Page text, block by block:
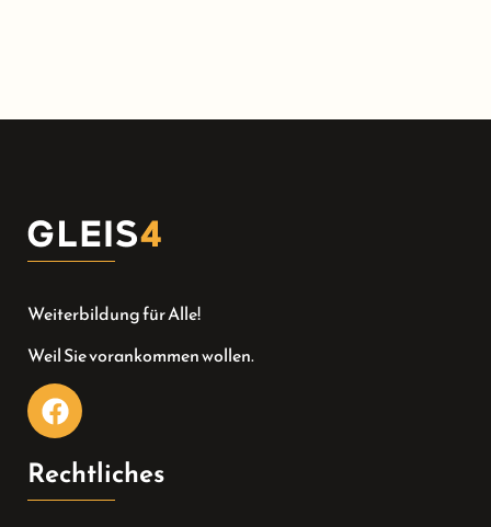
Weiterbildung für Alle!
Weil Sie vorankommen wollen.
Rechtliches